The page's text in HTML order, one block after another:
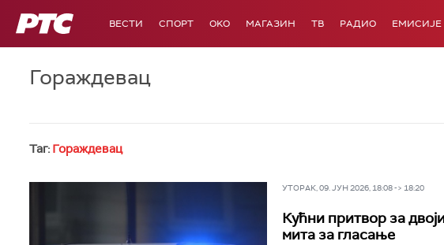
РТС ВЕСТИ СПОРТ OKO МАГАЗИН ТВ РАДИО ЕМИСИЈЕ
Гораждевац
Таг: Гораждевац
УТОРАК, 09. ЈУН 2026, 18:08 -> 18:20
Кућни притвор за
мита за гласање